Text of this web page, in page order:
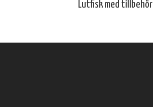
Lutfisk med tillbehör